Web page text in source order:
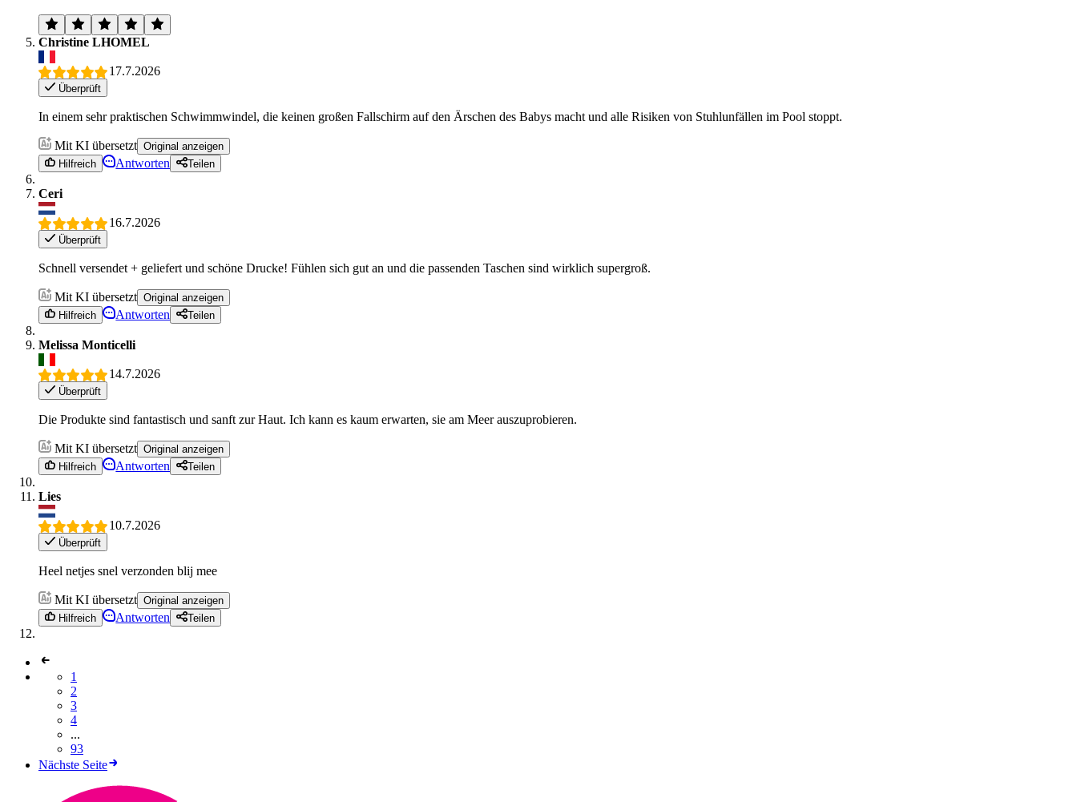
Christine LHOMEL
17.7.2026
Überprüft
In einem sehr praktischen Schwimmwindel, die keinen großen Fallschirm auf den Ärschen des Babys macht und alle Risiken von Stuhlunfällen im Pool stoppt.
Mit KI übersetzt Original anzeigen
Hilfreich
Antworten Teilen
Ceri
16.7.2026
Überprüft
Schnell versendet + geliefert und schöne Drucke! Fühlen sich gut an und die passenden Taschen sind wirklich supergroß.
Mit KI übersetzt Original anzeigen
Hilfreich
Antworten Teilen
Melissa Monticelli
14.7.2026
Überprüft
Die Produkte sind fantastisch und sanft zur Haut. Ich kann es kaum erwarten, sie am Meer auszuprobieren.
Mit KI übersetzt Original anzeigen
Hilfreich
Antworten Teilen
Lies
10.7.2026
Überprüft
Heel netjes snel verzonden blij mee
Mit KI übersetzt Original anzeigen
Hilfreich
Antworten Teilen
1
2
3
4
...
93
Nächste Seite